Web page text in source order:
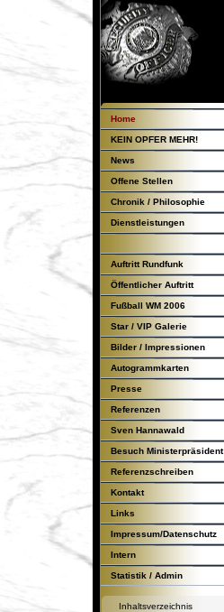
Home
KEIN OPFER MEHR!
News
Offene Stellen
Chronik / Philosophie
Dienstleistungen
Auftritt Rundfunk
Öffentlicher Auftritt
Fußball WM 2006
Star / VIP Galerie
Bilder / Impressionen
Autogrammkarten
Presse
Referenzen
Sven Hannawald
Besuch Ministerpräsident
Günther H.Oettinger
Referenzschreiben
Kontakt
Links
Impressum/Datenschutz
Intern
Statistik / Admin
Inhaltsverzeichnis